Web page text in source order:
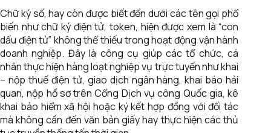
Chữ ký số, hay còn được biết đến dưới các tên gọi phổ
biến như chữ ký điện tử, token, hiện được xem là “con
dấu điện tử” không thể thiếu trong hoạt động vận hành
doanh nghiệp. Đây là công cụ giúp các tổ chức, cá
nhân thực hiện hàng loạt nghiệp vụ trực tuyến như khai
– nộp thuế điện tử, giao dịch ngân hàng, khai báo hải
quan, nộp hồ sơ trên Cổng Dịch vụ công Quốc gia, kê
khai bảo hiểm xã hội hoặc ký kết hợp đồng với đối tác
mà không cần đến văn bản giấy hay thực hiện các thủ